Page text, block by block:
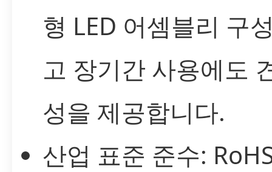
형 LED 어셈블리 구
고 장기간 사용에도
성을 제공합니다.
산업 표준 준수: